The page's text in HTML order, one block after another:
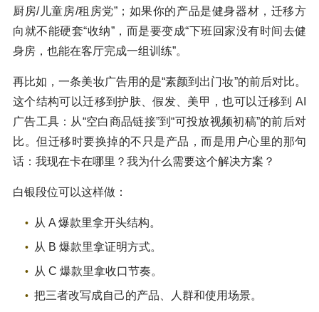
厨房/儿童房/租房党”；如果你的产品是健身器材，迁移方
向就不能硬套“收纳”，而是要变成“下班回家没有时间去健
身房，也能在客厅完成一组训练”。
再比如，一条美妆广告用的是“素颜到出门妆”的前后对比。
这个结构可以迁移到护肤、假发、美甲，也可以迁移到 AI
广告工具：从“空白商品链接”到“可投放视频初稿”的前后对
比。但迁移时要换掉的不只是产品，而是用户心里的那句
话：我现在卡在哪里？我为什么需要这个解决方案？
白银段位可以这样做：
从 A 爆款里拿开头结构。
从 B 爆款里拿证明方式。
从 C 爆款里拿收口节奏。
把三者改写成自己的产品、人群和使用场景。